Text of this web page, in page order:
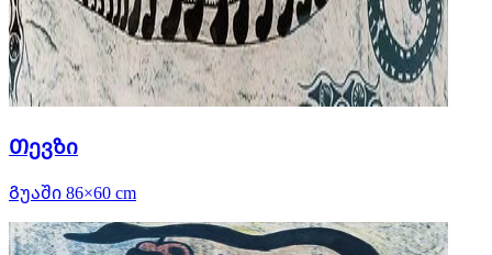
Თევზი
Გუაში 86×60 cm